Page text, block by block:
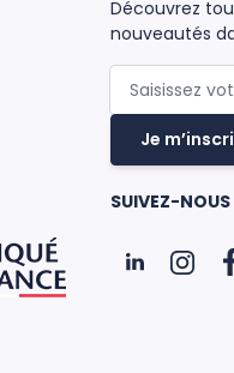
Découvrez
nouveautés
Adresse mail
Je
SUIVEZ-NOUS